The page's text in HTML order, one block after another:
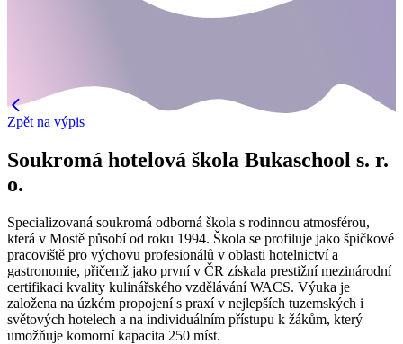
Zpět na výpis
Soukromá hotelová škola Bukaschool s. r.
o.
Specializovaná soukromá odborná škola s rodinnou atmosférou,
která v Mostě působí od roku 1994. Škola se profiluje jako špičkové
pracoviště pro výchovu profesionálů v oblasti hotelnictví a
gastronomie, přičemž jako první v ČR získala prestižní mezinárodní
certifikaci kvality kulinářského vzdělávání WACS. Výuka je
založena na úzkém propojení s praxí v nejlepších tuzemských i
světových hotelech a na individuálním přístupu k žákům, který
umožňuje komorní kapacita 250 míst.